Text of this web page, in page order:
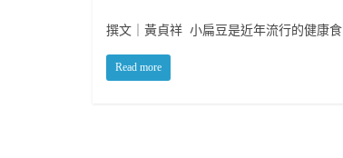
撰文｜黃貞祥 小扁豆是近年流行的健康食
Read more